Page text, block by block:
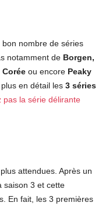
nombre de séries
notamment de Borgen,
Corée ou encore Peaky
en détail les 3 séries
pas la série délirante
attendues. Après un
saison 3 et cette
En fait, les 3 premières